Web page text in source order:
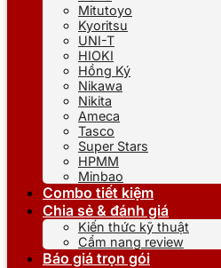
Mitutoyo
Kyoritsu
UNI-T
HIOKI
Hồng Ký
Nikawa
Nikita
Ameca
Tasco
Super Stars
HPMM
Minbao
Combo tiết kiệm
Chia sẻ & đánh giá
Kiến thức kỹ thuật
Cẩm nang review
Báo giá trọn gói